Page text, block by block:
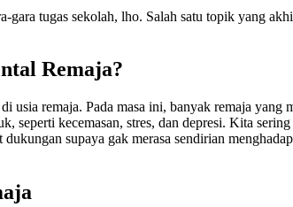
tugas sekolah, lho. Salah satu topik yang
Remaja?
remaja. Pada masa ini, banyak remaja
seperti kecemasan, stres, dan depresi. Kita
supaya gak merasa sendirian